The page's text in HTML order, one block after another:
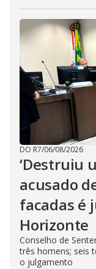
DO R7/06/08/2026
‘Destruiu
acusado
facadas é
Horizonte
Conselho de
três homens; seis
o julgamento